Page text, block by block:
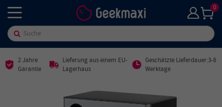
0
2 Jahre
Garantie
Lieferung aus einem EU-
Lagerhaus
Geschätzte Lieferdauer:3-8
Werktage